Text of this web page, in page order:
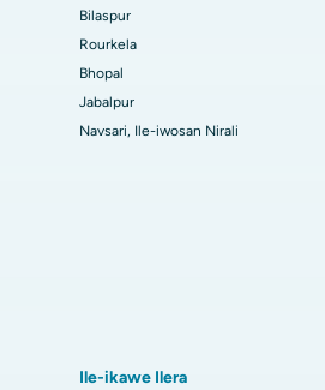
Bilaspur
Rourkela
Bhopal
Jabalpur
Navsari, Ile-iwosan Nirali
Ile-ikawe Ilera